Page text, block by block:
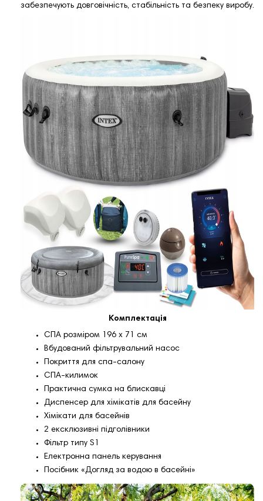
забезпечують довговічність, стабільність та безпеку виробу.
Комплектація
СПА розміром 196 х 71 см
Вбудований фільтрувальний насос
Покриття для спа-салону
СПА-килимок
Практична сумка на блискавці
Диспенсер для хімікатів для басейну
Хімікати для басейнів
2 ексклюзивні підголівники
Фільтр типу S1
Електронна панель керування
Посібник «Догляд за водою в басейні»